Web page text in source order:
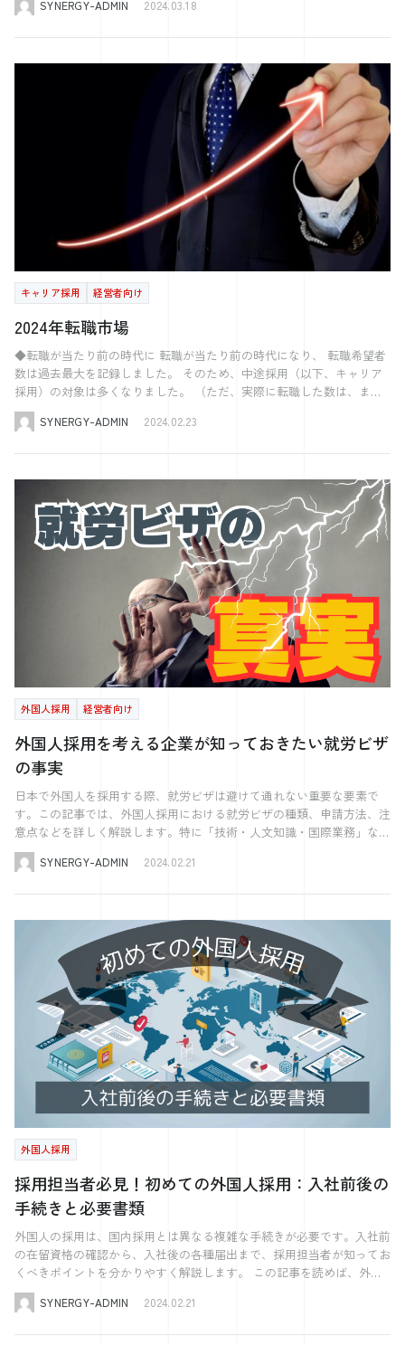
ロセスにおいても重要な役割を果たします。これらの機関は、報告書の
関は特定技能外国人と受け入れ企業の橋渡し役として機能し、双方の利
益を守るための重要な役割を担っています。 登録支援機関が行う面談
登録支援機関による面談は、外国人従業員の就労状況や生活状況を把握
し、彼らが直面している問題を特定するための重要な手段です。面談を
通じて、登録支援機関は外国人従業員の声を直接聞き、必要に応じて適
切なサポートやアドバイスを提供することができます。 面談では、労
働条件、健康状態、生活環境、職場での人間関係など、外国人従業員の
幅広い側面について話し合います。このプロセスは、外国人従業員が直
面する可能性のある問題を早期に特定し、解決策を見つけるために不可
管理庁への報告内容をより正確かつ詳細にすることができます。 特定
受け入れ状況を適切に管理し、報告するための重要なプロセスです。こ
のセクションでは、報告書の作成と提出に必要な手順、サポートを受け
る場合と自社で行う場合の必要書類、そして提出方法について説明しま
す。 登録支援機関の支援を受けている場合の必要書類 登録支援機関の
支援を受けている場合、定期報告のプロセスは大きく簡略化されます。
登録支援機関は、報告書の作成から提出までの手続きをサポートし、必
要な書類の準備や提出方法に関するアドバイスをしてくれるからです。
必要書類には、特定技能外国人の受入れ状況、給与の支払い状況、労働
条件、健康状態などに関する情報が含まれます。 登録支援機関は、こ
詳細も含めなければなりません。登録支援機関は、これらの情報を正確
に、かつ期限内に出入国在留管理庁に提出するためのサポートをしてく
れます。 自社で支援を実施している場合の必要書類 自社で支援を実施
している場合、定期報告の責任は完全に企業に委ねられます。この場
合、企業は特定技能外国人の受入れ状況に関する全ての情報を自ら収集
し、報告書を作成しなければなりません。必要書類には、受入れ状況、
給与の支払い状況、労働条件、健康状態、そして任意で外国人従業員の
満足度や職場での経験に関するフィードバックが含まれます。 企業
は、これらの情報を適切な形式で報告書にまとめ、出入国在留管理庁に
提出する必要があります。 定期報告書の書き方と提出方法 定期報告書
の書き方には、出入国在留管理庁が提供する指定のフォーマットやガイ
ドラインに従うことが求められます。報告書には、１年ごとの外国人従
業員の就労状況や生活環境に関する詳細な情報を明確に記載しなければ
なりません。また、報告書は、指定された提出期限内に出入国在留管理
庁に提出する必要があります。 提出方法は、「郵送」「オンライン提
出」「窓口への持ち込み」のいずれかです。最近では、オンラインでの
提出が推奨されており、これによりプロセスの効率化と迅速化が図られ
ています。企業は、出入国在留管理庁のウェブサイトで提供されるオン
ラインシステムを利用して、報告書を簡単に提出することができます。
提出期限と問題が発生した際の対処法 提出期限は、翌年度の4月1日～5
月31日に設定されます。企業はこの期限を厳守することが求められます
が、万が一提出が遅れる場合は、速やかに出入国在留管理庁に連絡し、
管理庁は通常、企業に対して指導やアドバイスを提供し、問題解決に向
確保するために非常に重要です。企業は、このプロセスを真摯に受け止
め、適切な報告を行うことで、外国人従業員の権利と福祉を守る責任が
あります。 特定技能「定期報告」の書類作成のポイント 定期報告の書
類作成は、特定技能外国人の適切な管理と支援のために重要なプロセス
です。このセクションでは、報酬や賃金台帳の記載内容、書類作成時の
チェックポイント、そして書類の保存と管理の重要性について、具体的
なポイントを解説します。 報酬や賃金台帳の記載内容と注意事項 報酬
や賃金台帳の記載内容は、特定技能外国人の労働条件の透明性を保証す
る上で非常に重要です。報酬の部分には、基本給、残業手当、その他の
手当など、外国人従業員が受け取る全ての報酬を詳細に記載する必要が
あります。賃金台帳には、支払われた報酬の日付、金額、そして支払い
の根拠となる労働時間などが明確に記録されていなければなりません。
記載する際の注意事項としては、全ての情報が正確であることを確認す
能外国人と同様の業務を行う日本人従業員との間での報酬の比較も重要
です。この比較を通じて、外国人従業員が公正な待遇を受けていること
時には、いくつかのチェックポイントがあります。 まず、提出する書
類が出入国在留管理庁の要求するフォーマットに沿っているかを確認す
ることが重要です。また、提出する情報が最新のものであること、そし
て全ての必要なセクションが完全に記入されていることを確認する必要
があります。 さらに、書類作成時には、外国人従業員のプライバシー
を尊重し、個人情報の保護に十分注意を払うことが求められます。個人
信のない外国人労働者の場合、話を先延ばしにして、希望する帰国時期
の直前になって、話を切り出す可能性もあります。そうなると受け入れ
コミュニケーションを円滑に取る、あるいは話がしにくいと思えば登録
支援機関からそれとなく話をして帰国の希望の有無を確認したり、帰国
のタイミングについての調整をしたりすることが必要です。 まとめ 脱
退一時金は外国人労働者にとって、正当な権利です。彼らが脱退一時金
を「もらうため」に帰国すると考えてしまう方もおりますが、正確には
もらうのではなく、日本国に預けたお金を「返金してもらう」と考えた
国人労働者が一時帰国するタイミングを前もって考慮し、業務の手配や
人材配置を計画的に行うことが重要です。 株式会社シナジーでは、特
定技能などの制度を活用して外国人を採用したい企業様をサポートして
います。 お気軽にお問い合わせください！
た。 また、それだけではなく、ハローワークの職員の方へ求人を認知
に伺い、より具体的に当社のことを知ってもらう活動です。 そうする
ことで、当社のことを覚えてもらえるだけでなく、 求人では伝えきれ
ない魅力を伝えることができました。 また、ハローワークの方が、当
社の見学にも来てくださり、 ピックアップ求人としてハローワーク所
内に掲示していただくことができました。 無料で使えるハローワーク
で、ここまで色々な取組みができると知らなかったですし、 これらの
取組みの甲斐もあり、多くの応募を獲得し、採用に繋げることができま
か？ ハローワークを活用した採用支援をきっかけに、 シナジーさんへ
色々なことを依頼するようになりました。 採用はもちろんですが、社
員教育や育成のサポート、 例えば、社員との面談を定期的にしてもら
ったり、 当社だけでなく、関連会社の採用のサポートもしてもらって
でアイデアや意見を出し、提案してくれます。 また、それを形にでき
るまで伴奏してくれます。 他の会社だと、ある程度決まった型やマニ
ジーさんは、1つの課題に対して柔軟に、様々な角度で動いてくれるの
で、 そこは他社にない点だと感じています。 今では1（イチ）伝えるだ
けで、大体のことは理解してくれるので、とても助かっています。 や
はり、2018年からお付き合いが始まり、これまでコミュニケーションを
とる中で、 当社や私のことを深く理解してくれているからこそ、 その
ような関係性になれているのだと思います。 定期的に、シナレッジ
てくるのですが、 毎回読ませていただいて、新しい発見や気づきをく
れるので、いつも楽しみにしています。 そのような学びも含めて、今
でも継続的にお付き合いをさせてもらっています。 採用や社員育成な
どで重要視されていることはありますか？ 選考中はもちろん、入社後
も、ワクワク感を持って、 チャレンジできる会社だと思ってもらえる
ことですかね。 そのために、意見が言いやすい環境づくりは意識して
行なっています。 言わされ仕事ではなく、自分で考えて仕事してもら
う余地を作ったり、 仕事に関する改善案や意見は積極的に言ってもら
うようにしています。 例えば、オフィスのレイアウトやオフィス家具
も、社員が働きやすいように 自分たちで決めてもらうようにしていま
せた会社組織にしようと心がけています。 そのために、積極的に社員
の話は聞くようにしていますし、 シナジーさんから話を聞いたりやニ
ュース等で、 積極的に最近のトレンドを集めるようにしています。 社
員とのコミュニケーションは仕事の場だけでは、どうしても会話が偏り
な話が聞けるように意図的にしていたりします。 今後のビジョンや会
社としての想いをお聞かせください。 当社の仕事は、人前に立つ仕事
え、当たり前にエネルギーが供給される 基盤を作っているとても重要
な仕事です。 そんな素晴らしい仕事をしている社員が、さらに今より
も仕事に対して誇りに想い、 もっと仕事を楽しみ、どんどん挑戦して
いけるような会社にしていければと思っています。 また、社会や地域
に対しての責任や貢献活動ももっと行いたいです。 ここ数年、特に意
識し始めたのですが、小学校や地域などに対して、少しでも役に立てれ
して様々な形で貢献、 お役に立てる会社にできるように精進していけ
ればと思います。
した独自の商品開発にも力を入れられています。 今回どのような経緯
木工様 HPはこちらから 数あるサービスの中から、 シナジーのサー
ビスをお選びいただいた理由をお聞かせください。 ある集まりで、シ
ナジーの小濱さんのお話を聞く機会がありました。 そのお話を聞いた
時に、妙に納得させられたのと、面白いなと思ったのがきっかけです。
そこで、後日小濱さんに連絡をして、提案をいただくことになりまし
た。 実際に、これまでどのようなサービスを受けられたのでしょう
か？ HPの制作から、新卒・中途の採用面を始め、 LINEWORKSの導
入、現在は社内報の制作や社員面談なども依頼しております。 採用以
外にもLINEWORKSの導入や社内報、社員面談を依頼されたご理由は何
でしたか？ LINEWORKSで、有事の際や全社員への情報共有として活
用 LINEWORKSの導入はシナジーさんから提案いただきました。 これ
まで何か有事の際の安否確認は、電話で行うようにしていました。 た
だ電話だと、同時に複数人とのやり取りができなかったり、想定通りに
電話が回らなかったり、 状況によっては、電話回線の混雑によって電
話が通じなくなる可能性があるということです。 そこで、使用できる
ツールとして、LINEWORKSの導入の話をいただき、導入や運用支援な
どを サポートしていただき、社内で浸透することができました。 有事
の際には現在使用できるようになっていますし、簡単な情報共有の際
は、 掲示板やグループなどを活用して行うようにしています。 社内報
で、社員同士のコミュニケーションのきっかけに。 コロナ禍というこ
ともあり、懇親会等で社員同士の交流が希薄になっていました。 弊社
されていたので、 何か良い方法がないか考えていました。 そこでシナ
ジーさんから社内報をご提案いただきました。 元々、社内報は興味が
あり、内製化ではなく、外注したいと考えていたところで、タイミング
が良かったのもあり、お願いすることにしたのがきっかけです。 毎
月、社内報を作成しており、あと数回で50回を迎えようとしておりま
す。 今後も続けていき、1つのコミュニケーションツールとして活用し
ていければと思います。 社員のまだ知らない情報を得て、今後の対策
ケーションは大事にしており、 積極的にコミュニケーションを取るよ
うには心がけているのですが、 社内の人間にはなかなか話せないこと
や言いづらいこともあると思います。 特に、社長であれば尚更ですよ
らなかった情報を得て、今後の社員とのコミュニケーションや社内環境
の整備に 生かすことができればと思っています。 採用や育成・教育に
おいて重要視していることはありますか？ コミュニケーションは基本
的には対面で、フェイス toフェイスで行うことを1番大事にしていま
す。 シナジーさんに入ってもらってから、LINEWORKS、社内報、社員
面談など、 コミュニケーションの手段、社内の情報を得る手段は増加
しました。 ただ、これらの手段はあくまで補填的なもので、 対面のコ
ミュニケーションに勝るものはないと思っています。 なので、私はで
きるだけ社員と直接コミュニケーションを取るようにしていますし、
現場に頻繁に顔を出すようにしています。 実際に会話することも大事
ても一緒の空間にいることで、空気感や雰囲気を共有し、距離が縮まる
こともあるので。 1番は対面でのコミュニケーション、それを補填する
ものとして、さまざまなツールを活用する。 これが大事であると考え
のために経営していきたいです。 社員が安心して生活できるように。
そのために、多くの社員と積極的にコミュニケーションを取りながら、
社内の改善、さまざまな取組みを行なっていければと思います。
SYNERGY-ADMIN 2024.03.18
キャリア採用 経営者向け
2024年転職市場
◆転職が当たり前の時代に 転職が当たり前の時代になり、 転職希望者
数は過去最大を記録しました。 そのため、中途採用（以下、キャリア
採用）の対象は多くなりました。 （ただ、実際に転職した数は、まだ
そこまで伸びていないのが現状です） 一方で、自社の社員も転職を考
えるのが当たり前となり、 いかに優秀な人材に働き続けてもらうかと
すると予想されています。 これは、企業が多様性を重視し、 外部から
専門性を持った人材を 積極的に採用する動きが背景にあります。 で
は、なぜ大企業が多様性を重視するようになったのでしょうか。 それ
は、人的資本経営が重視されるようになったためです。 人的資本経営
とは、人材を企業の”資本”とする考え方ですが、 評価される項目とし
て、人材の多様性があり、 新卒とキャリア採用の人材比率も1つの指標
るために 大企業は今後もキャリア採用を強化していくことが予想され
大企業が 競合として台頭するようになり、中小企業は大企業よりも 自
社を選んでももらうための”魅力”を作り、 発信していくことがとても
重要になります。 ◆大企業の若手の転職者が増加傾向に とはいえ、大
企業からの転職者、特に若い方が 中小企業へ転職しているケースも増
えてきています。 昨年、”ゆるブラック”という言葉が話題にもなった
通り、 働きやすさだけでなく、働きがいを求める若手も増えてきてい
ます。 ”働きやすいけど、働きがいがない。” そのような理由で、大企
業から転職する若手も増えてきているようです。 現在の転職の動向と
しては、会社への不満よりも 将来の不安で転職する傾向にあるので、
よりやりがいやスキルアップ・キャリアアップを求めた結果、 大企業
よりも中小企業やスタートアップなどへの転職が増えてきています。
◆まとめ ・転職希望者が増加傾向。採用だけでなく、定着も重要に。
・大企業が採用の競合として台頭。 ・一方で、大企業→中小企業への
優秀な人材をいかに定着してもらい、 大企業に負けない魅力を作るこ
とで、優秀な人材を採用していく。 そのために、働きやすさだけでは
なく、 働きがいをいかに訴求できるかが今後のポイントとなりそうで
す。 参考になれば、幸いです。
SYNERGY-ADMIN 2024.02.23
外国人採用 経営者向け
外国人採用を考える企業が知っておきたい就労ビザ
の事実
日本で外国人を採用する際、就労ビザは避けて通れない重要な要素で
す。この記事では、外国人採用における就労ビザの種類、申請方法、注
意点などを詳しく解説します。特に「技術・人文知識・国際業務」など
の主要なビザ種類に焦点を当て、企業が外国人採用を成功させるための
ポイントを分かりやすく紹介します。外国人労働者の採用を検討してい
[blogcard url="https://www.kk-synergy.co.jp/saiyo/425810/"] 外国人採
用に必須の「就労ビザ」とは何か？ 外国人を日本で雇用する際、就労
ビザの理解は不可欠です。このセクションでは、就労ビザの基本的な概
念、種類、そして企業が知っておくべき重要なポイントを明確に解説し
ます。 外国人が日本で就労するために必要なビザとその種類 日本で外
国人を雇用するには、まず彼らが適切な就労ビザを持っていることが必
要です。就労ビザは、外国人が日本で収入を得ながら働くために必要な
在留資格の一種です。これにはさまざまな種類があり、それぞれ異なる
資格や条件が設定されています。 代表的な就労ビザには、「技術・人
文知識・国際業務」ビザがあります。これは、専門的な知識や技術を活
かして働く外国人に与えられるビザで、例えば該当するのはエンジニ
ビザは、特定の産業分野で即戦力となる外国人労働者を対象としていま
す。これには「特定技能1号」と「特定技能2号」の二つのカテゴリーが
あり、それぞれ異なる条件と期間が設定されているので注意が必要で
す。 その他にも、「技能実習」ビザや「介護」ビザなど、特定の職種
や業界に特化したビザも存在します。これらのビザは、日本の特定の産
業で働くために設計されており、それぞれの業界のニーズに合わせて条
件が定められています。 企業が外国人を採用する際には、これらのビ
ザの種類を理解し、候補者が適切なビザを取得できるようサポートする
ことが重要です。ビザの種類によっては、企業側が特定の手続きを行う
必要がある場合もありますので、事前にしっかりと情報を収集し、準備
労ビザの取得は、外国人採用において非常に重要なプロセスです。ビザ
SYNERGY-ADMIN 2024.02.21
外国人採用
採用担当者必見！初めての外国人採用：入社前後の
手続きと必要書類
外国人の採用は、国内採用とは異なる複雑な手続きが必要です。入社前
の在留資格の確認から、入社後の各種届出まで、採用担当者が知ってお
くべきポイントを分かりやすく解説します。 この記事を読めば、外国
人採用の際の不安や疑問を解消し、スムーズな手続きが可能になりま
す。外国人採用を成功させるための必読ガイドとして、ぜひご活用くだ
SYNERGY-ADMIN 2024.02.21